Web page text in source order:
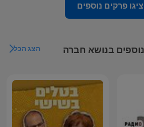
פרקים נוספים
בנושא חברה
הצג הכל